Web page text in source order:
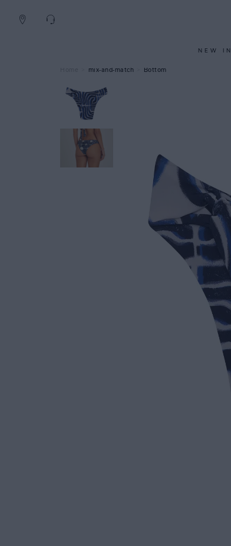
NEW IN
mix-and-match Bottom